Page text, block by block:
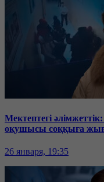
Мектептегі
оқушысы соққыға
26 января, 19:35